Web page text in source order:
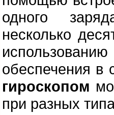
одного
несколько
использованию
обеспечения в
гироскопом
при разных